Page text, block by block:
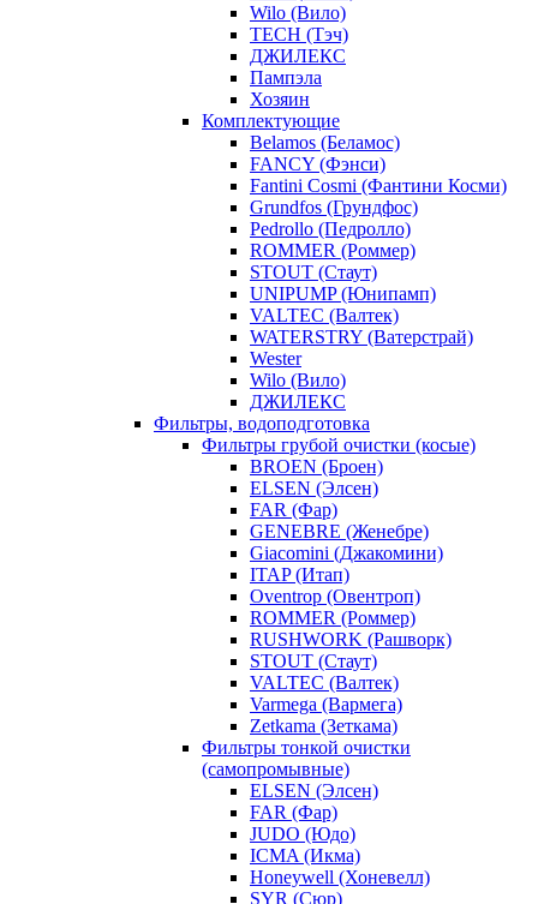
Wilo (Вило)
TECH (Тэч)
ДЖИЛЕКС
Пампэла
Хозяин
Комплектующие
Belamos (Беламос)
FANCY (Фэнси)
Fantini Cosmi (Фантини Косми)
Grundfos (Грундфос)
Pedrollo (Педролло)
ROMMER (Роммер)
STOUT (Стаут)
UNIPUMP (Юнипамп)
VALTEC (Валтек)
WATERSTRY (Ватерстрай)
Wester
Wilo (Вило)
ДЖИЛЕКС
Фильтры, водоподготовка
Фильтры грубой очистки (косые)
BROEN (Броен)
ELSEN (Элсен)
FAR (Фар)
GENEBRE (Женебре)
Giacomini (Джакомини)
ITAP (Итап)
Oventrop (Овентроп)
ROMMER (Роммер)
RUSHWORK (Рашворк)
STOUT (Стаут)
VALTEC (Валтек)
Varmega (Вармега)
Zetkama (Зеткама)
Фильтры тонкой очистки
(самопромывные)
ELSEN (Элсен)
FAR (Фар)
JUDO (Юдо)
ICMA (Икма)
Honeywell (Хоневелл)
SYR (Сюр)